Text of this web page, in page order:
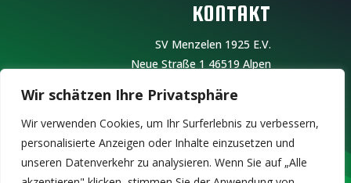
Wir schätzen Ihre Privatsphäre
Wir verwenden Cookies, um Ihr Surferlebnis zu verbessern,
personalisierte Anzeigen oder Inhalte einzusetzen und
unseren Datenverkehr zu analysieren. Wenn Sie auf „Alle
KONTAKT
SV Menzelen 1925 E.V.
Neue Straße 1 46519 Alpen
Vereinsregisternummer: 07/023
Redaktionell verantwortlich: Der Vorstand
E -mail: info@sv-menzelen1925.de